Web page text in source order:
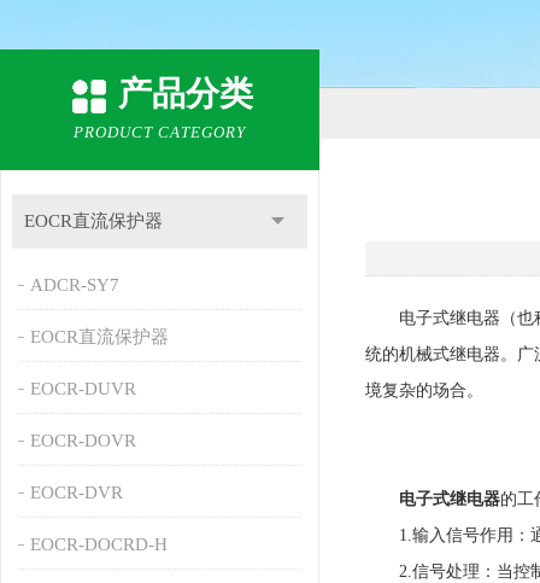
产品分类
PRODUCT CATEGORY
EOCR直流保护器
ADCR-SY7
EOCR直流保护器
EOCR-DUVR
EOCR-DOVR
EOCR-DVR
EOCR-DOCRD-H
电子式继电器（也称
统的机械式继电器。
境复杂的场合。
电子式继电器的工
1.输入信号作用：通
2.信号处理：当控制